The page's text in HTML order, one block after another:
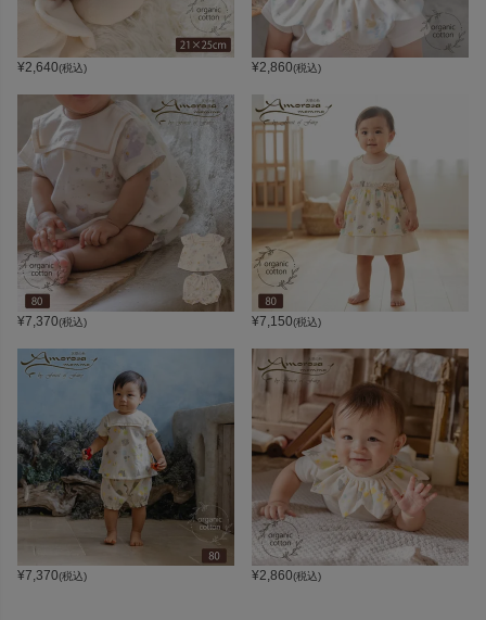
¥2,640(税込) ¥2,860(税込)
¥7,370(税込) ¥7,150(税込)
¥7,370(税込) ¥2,860(税込)